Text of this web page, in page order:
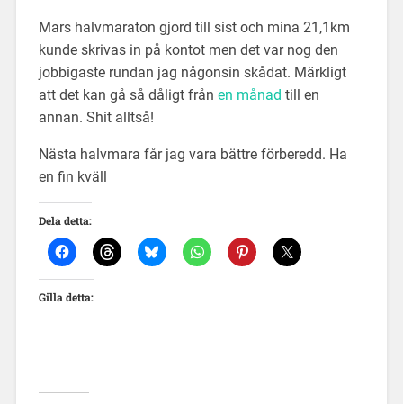
Mars halvmaraton gjord till sist och mina 21,1km
kunde skrivas in på kontot men det var nog den
jobbigaste rundan jag någonsin skådat. Märkligt
att det kan gå så dåligt från en månad till en
annan. Shit alltså!
Nästa halvmara får jag vara bättre förberedd. Ha
en fin kväll
Dela detta:
Gilla detta: